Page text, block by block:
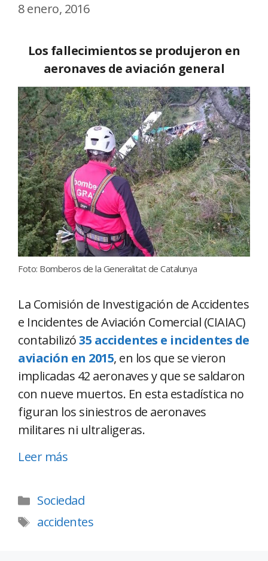
8 enero, 2016
Los fallecimientos se produjeron en
aeronaves de aviación general
Foto: Bomberos de la Generalitat de Catalunya
La Comisión de Investigación de Accidentes
e Incidentes de Aviación Comercial (CIAIAC)
contabilizó35 accidentes e incidentes de
aviación en 2015, en los que se vieron
implicadas 42 aeronaves y que se saldaron
con nueve muertos. En esta estadística no
figuran los siniestros de aeronaves
militares ni ultraligeras.
Leer más
Sociedad
accidentes